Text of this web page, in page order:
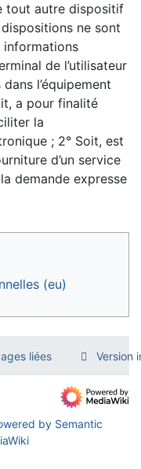
tout autre dispositif
ne sont
informations
de l’utilisateur
l’équipement
a pour finalité
la
; 2° Soit, est
d’un service
demande expresse
(eu)
liées Version